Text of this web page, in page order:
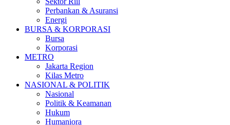
Perbankan & Asuransi
Energi
BURSA & KORPORASI
Bursa
Korporasi
METRO
Jakarta Region
Kilas Metro
NASIONAL & POLITIK
Nasional
Politik & Keamanan
Hukum
Humaniora